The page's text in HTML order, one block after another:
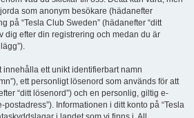
som anonym besökare (hädanefter
på “Tesla Club Sweden” (hädanefter “ditt
dig efter din registrering och medan du är
innehålla ett unikt identifierbart namn
ett personligt lösenord som används för att
“ditt lösenord”) och en personlig, giltig e-
Informationen i ditt konto på “Tesla